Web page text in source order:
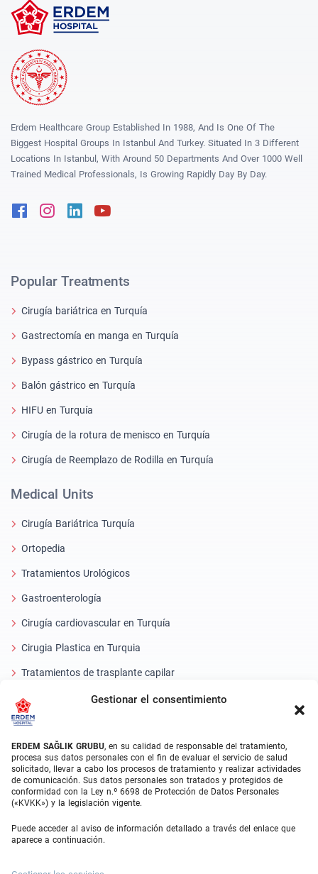
Gestionar el consentimiento
ERDEM SAĞLIK GRUBU, en su calidad de responsable del tratamiento,
procesa sus datos personales con el fin de evaluar el servicio de salud
solicitado, llevar a cabo los procesos de tratamiento y realizar actividades
de comunicación. Sus datos personales son tratados y protegidos de
conformidad con la Ley n.º 6698 de Protección de Datos Personales
(«KVKK») y la legislación vigente.
Puede acceder al aviso de información detallado a través del enlace que
aparece a continuación.
Erdem Healthcare Group Established In 1988, And Is One Of The
Biggest Hospital Groups In Istanbul And Turkey. Situated In 3 Different
Locations In Istanbul, With Around 50 Departments And Over 1000 Well
Trained Medical Professionals, Is Growing Rapidly Day By Day.
FacebookInstagram
Linkedin
Popular Treatments
Cirugía bariátrica en Turquía
Gastrectomía en manga en Turquía
Bypass gástrico en Turquía
Balón gástrico en Turquía
HIFU en Turquía
Cirugía de la rotura de menisco en Turquía
Cirugía de Reemplazo de Rodilla en Turquía
Medical Units
Cirugía Bariátrica Turquía
Ortopedia
Tratamientos Urológicos
Gastroenterología
Cirugía cardiovascular en Turquía
Cirugia Plastica en Turquia
Tratamientos de trasplante capilar
Tratamientos Dentales Turquía
Láser Ocular
About Erdem
Quiénes somos
Unidades Médicas
Equipo médico